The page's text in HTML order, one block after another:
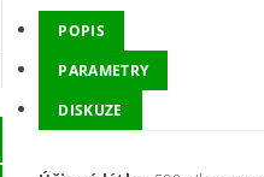
POPIS
PARAMETRY
DISKUZE